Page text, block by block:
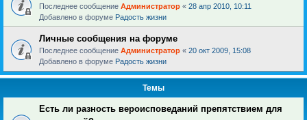
Последнее сообщение Администратор « 28 апр 2010, 10:11
Добавлено в форуме Радость жизни
Личные сообщения на форуме
Последнее сообщение Администратор « 20 окт 2009, 15:08
Добавлено в форуме Радость жизни
Темы
Есть ли разность вероисповеданий препятствием для